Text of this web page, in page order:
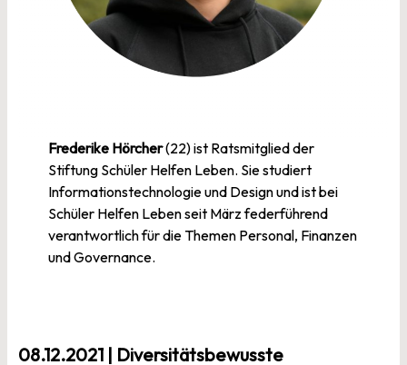
Frederike Hörcher(22) ist Ratsmitglied der
Stiftung Schüler Helfen Leben. Sie studiert
Informationstechnologie und Design und ist bei
Schüler Helfen Leben seit März federführend
verantwortlich für die Themen Personal, Finanzen
und Governance.
08.12.2021 | Diversitätsbewusste